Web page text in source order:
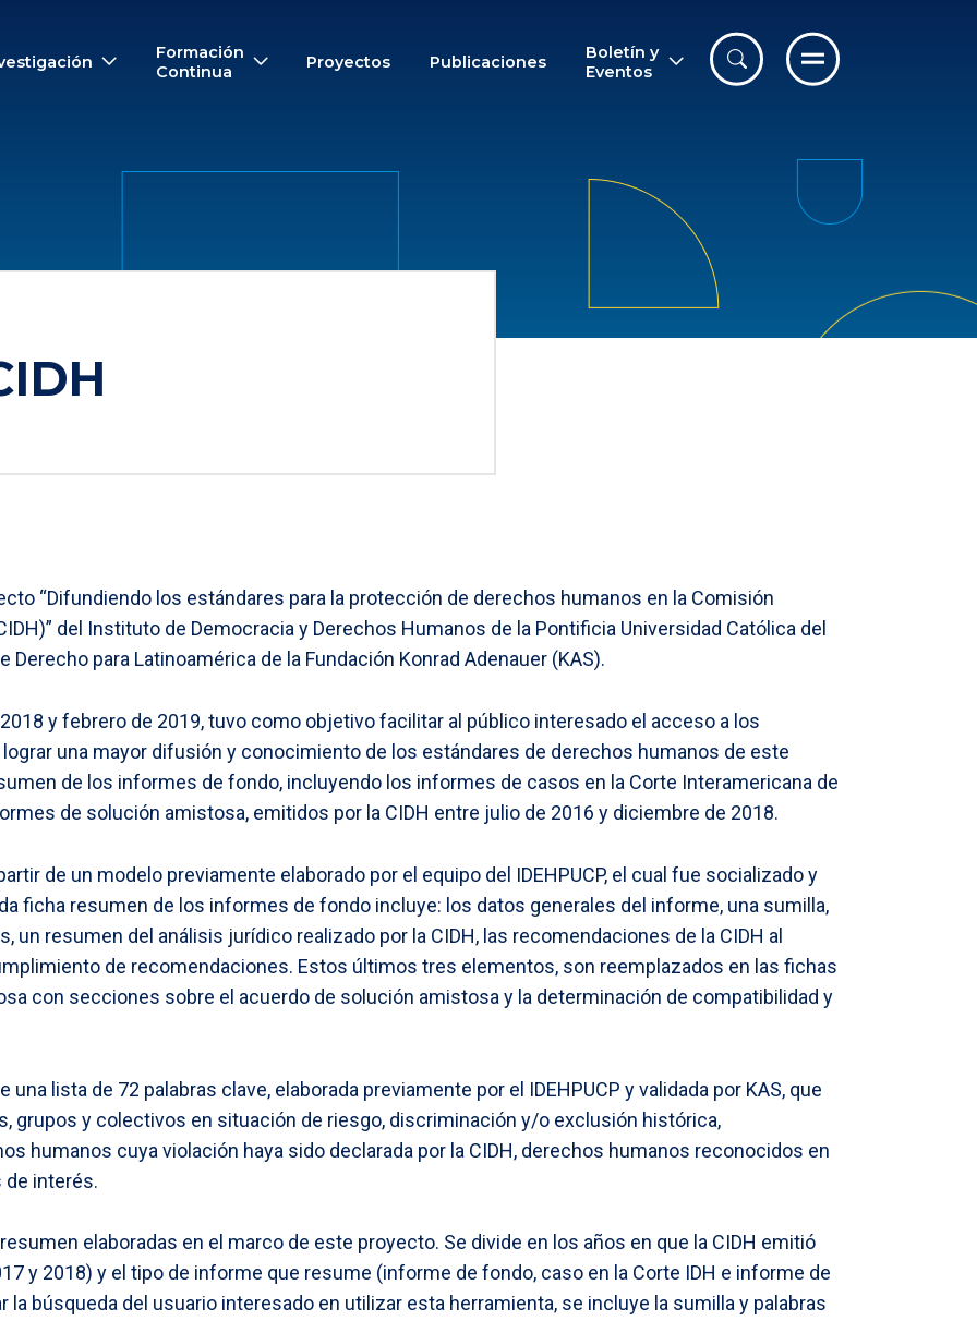
Formación
Continua
Proyectos Publicaciones
Boletín y
Eventos
“Difundiendo los estándares para la protección de derechos humanos en la Comisión
del Instituto de Democracia y Derechos Humanos de la Pontificia Universidad Católica del
Derecho para Latinoamérica de la Fundación Konrad Adenauer (KAS).
y febrero de 2019, tuvo como objetivo facilitar al público interesado el acceso a los
una mayor difusión y conocimiento de los estándares de derechos humanos de este
de los informes de fondo, incluyendo los informes de casos en la Corte Interamericana de
de solución amistosa, emitidos por la CIDH entre julio de 2016 y diciembre de 2018.
de un modelo previamente elaborado por el equipo del IDEHPUCP, el cual fue socializado y
ficha resumen de los informes de fondo incluye: los datos generales del informe, una sumilla,
un resumen del análisis jurídico realizado por la CIDH, las recomendaciones de la CIDH al
de recomendaciones. Estos últimos tres elementos, son reemplazados en las fichas
con secciones sobre el acuerdo de solución amistosa y la determinación de compatibilidad y
lista de 72 palabras clave, elaborada previamente por el IDEHPUCP y validada por KAS, que
grupos y colectivos en situación de riesgo, discriminación y/o exclusión histórica,
humanos cuya violación haya sido declarada por la CIDH, derechos humanos reconocidos en
de interés.
elaboradas en el marco de este proyecto. Se divide en los años en que la CIDH emitió
y 2018) y el tipo de informe que resume (informe de fondo, caso en la Corte IDH e informe de
búsqueda del usuario interesado en utilizar esta herramienta, se incluye la sumilla y palabras